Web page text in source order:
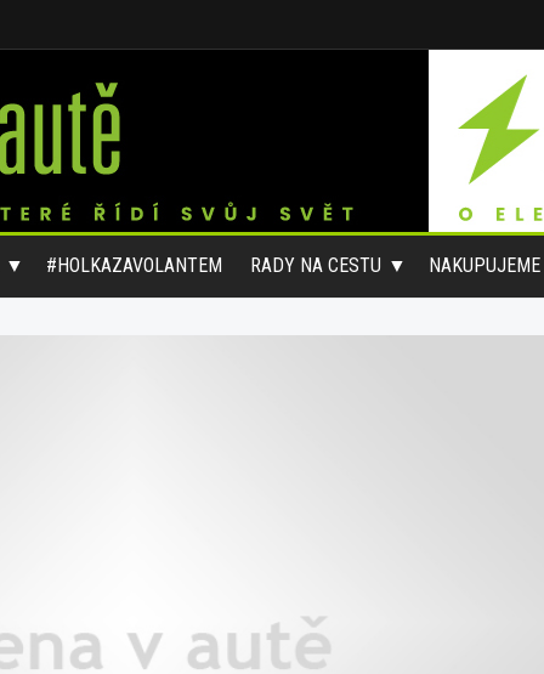
#HOLKAZAVOLANTEM RADY NA CESTU NAKUPUJEME
stručně o autosedačkách